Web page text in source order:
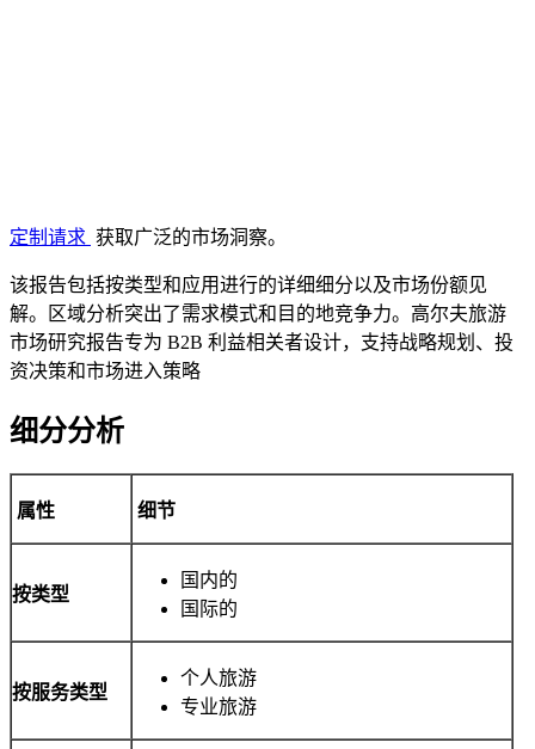
定制请求 获取广泛的市场洞察。
该报告包括按类型和应用进行的详细细分以及市场份额见
解。区域分析突出了需求模式和目的地竞争力。高尔夫旅游
市场研究报告专为 B2B 利益相关者设计，支持战略规划、投
资决策和市场进入策略
细分分析
属性 细节
按类型
国内的
国际的
按服务类型
个人旅游
专业旅游